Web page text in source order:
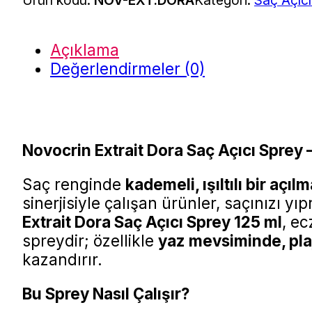
Açıklama
Değerlendirmeler (0)
Novocrin Extrait Dora Saç Açıcı Sprey
Saç renginde kademeli, ışıltılı bir
sinerjisiyle çalışan ürünler, saçınızı
Extrait Dora Saç Açıcı Sprey 125 ml,
spreydir; özellikle yaz mevsiminde,
kazandırır.
Bu Sprey Nasıl Çalışır?